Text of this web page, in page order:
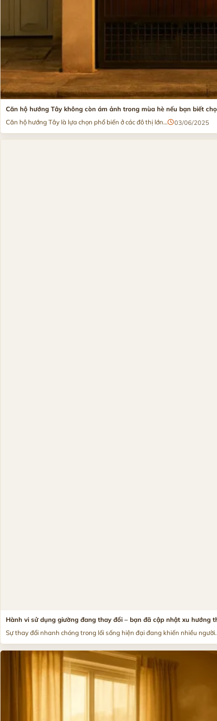
Căn hộ hướng Tây không còn ám ảnh trong mùa hè nếu bạn biết
Căn hộ hướng Tây là lựa chọn phổ biến ở các đô thị lớn...
03/06/2025
Hành vi sử dụng giường đang thay đổi – bạn đã cập nhật xu hướng
Sự thay đổi nhanh chóng trong lối sống hiện đại đang khiến nhiều